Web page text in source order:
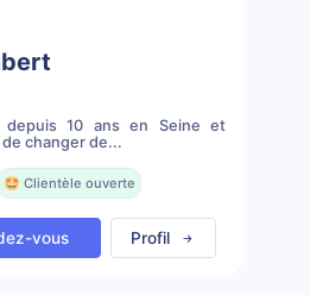
depuis 10 ans en Seine et
de changer de...
🤩 Clientèle ouverte
vous Profil